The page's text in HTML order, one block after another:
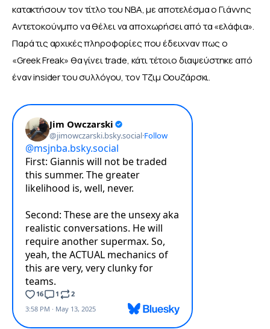
κατακτήσουν τον τίτλο του NBA, με αποτελέσμα ο Γιάννης
Αντετοκούνμπο να θέλει να αποχωρήσει από τα «ελάφια».
Παρά τις αρχικές πληροφορίες που έδειχναν πως ο
«Greek Freak» θα γίνει trade, κάτι τέτοιο διαψεύστηκε από
έναν insider του συλλόγου, τον Τζιμ Οουζάρσκι.